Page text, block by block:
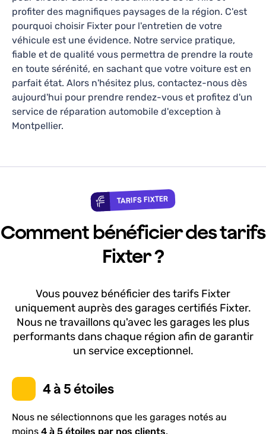
Des personnes très accueillantes et très
serviables ça fait plaisir. Le sourire et l’envie
d’aider même après l’horaire de fermeture. J’ai
trouvé mon garage à taille humaine et de
proximité, Je recommande avec grand plaisir 😉
jean-yves M —il y a une semaine
GARAGE PASSION AUTO 34
Révision, Vidange, Diagnostic, Réparations
Ce qu’en disent nos clients
Merci pour l’intervention rapide et efficace !
Très sérieux et sympathique
Dejoul julien il y a 7 mois
Cap Automobile
4.7 58 avis
47 Avenue François Delmas, Hérault, Occitanie,
34000
profiter des magnifiques paysages de la région. C'est
pourquoi choisir Fixter pour l'entretien de votre
véhicule est une évidence. Notre service pratique,
fiable et de qualité vous permettra de prendre la route
en toute sérénité, en sachant que votre voiture est en
parfait état. Alors n'hésitez plus, contactez-nous dès
aujourd'hui pour prendre rendez-vous et profitez d'un
service de réparation automobile d'exception à
Montpellier.
TARIFS FIXTER
Comment bénéficier des tarifs
Fixter ?
Vous pouvez bénéficier des tarifs Fixter
uniquement auprès des garages certifiés Fixter.
Nous ne travaillons qu'avec les garages les plus
performants dans chaque région afin de garantir
un service exceptionnel.
4 à 5 étoiles
Nous ne sélectionnons que les garages notés au
moins 4 à 5 étoiles par nos clients.